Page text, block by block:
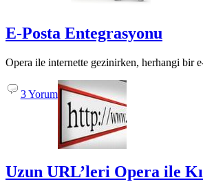
E-Posta Entegrasyonu
Opera ile internette gezinirken, herhangi bir
3 Yorum
Uzun URL’leri Opera ile